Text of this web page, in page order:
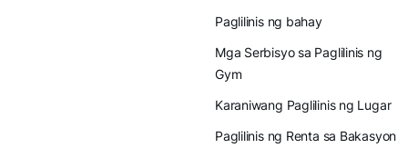
Paglilinis ng bahay
Mga Serbisyo sa Paglilinis ng
Gym
Karaniwang Paglilinis ng Lugar
Paglilinis ng Renta sa Bakasyon